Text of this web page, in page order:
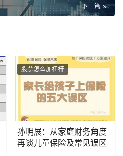
下一篇
股票怎么加杠杆
孙明展：从家庭财务角度
再谈儿童保险及常见误区